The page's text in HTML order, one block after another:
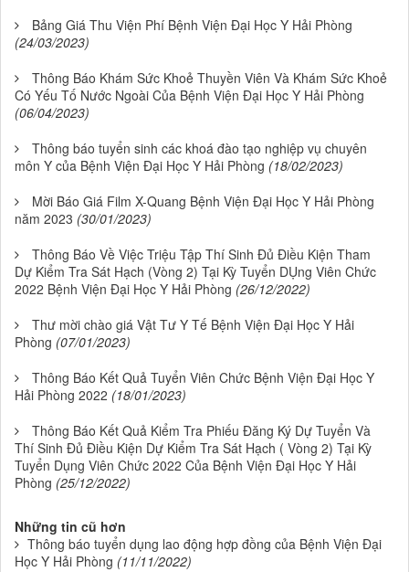
Bảng Giá Thu Viện Phí Bệnh Viện Đại Học Y Hải Phòng
(24/03/2023)
Thông Báo Khám Sức Khoẻ Thuyền Viên Và Khám Sức Khoẻ
Có Yếu Tố Nước Ngoài Của Bệnh Viện Đại Học Y Hải Phòng
(06/04/2023)
Thông báo tuyển sinh các khoá đào tạo nghiệp vụ chuyên
môn Y của Bệnh Viện Đại Học Y Hải Phòng (18/02/2023)
Mời Báo Giá Film X-Quang Bệnh Viện Đại Học Y Hải Phòng
năm 2023 (30/01/2023)
Thông Báo Về Việc Triệu Tập Thí Sinh Đủ Điều Kiện Tham
Dự Kiểm Tra Sát Hạch (Vòng 2) Tại Kỳ Tuyển DỤng Viên Chức
2022 Bệnh Viện Đại Học Y Hải Phòng (26/12/2022)
Thư mời chào giá Vật Tư Y Tế Bệnh Viện Đại Học Y Hải
Phòng (07/01/2023)
Thông Báo Kết Quả Tuyển Viên Chức Bệnh Viện Đại Học Y
Hải Phòng 2022 (18/01/2023)
Thông Báo Kết Quả Kiểm Tra Phiếu Đăng Ký Dự Tuyển Và
Thí Sinh Đủ Điều Kiện Dự Kiểm Tra Sát Hạch ( Vòng 2) Tại Kỳ
Tuyển Dụng Viên Chức 2022 Của Bệnh Viện Đại Học Y Hải
Phòng (25/12/2022)
Những tin cũ hơn
Thông báo tuyển dụng lao động hợp đồng của Bệnh Viện Đại
Học Y Hải Phòng (11/11/2022)